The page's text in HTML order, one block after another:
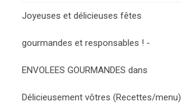
Joyeuses et délicieuses fêtes
gourmandes et responsables ! -
ENVOLEES GOURMANDES dans
Délicieusement vôtres (Recettes/menu)